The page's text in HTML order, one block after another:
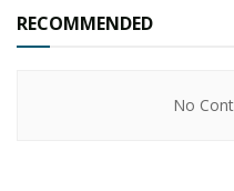
RECOMMENDED
No